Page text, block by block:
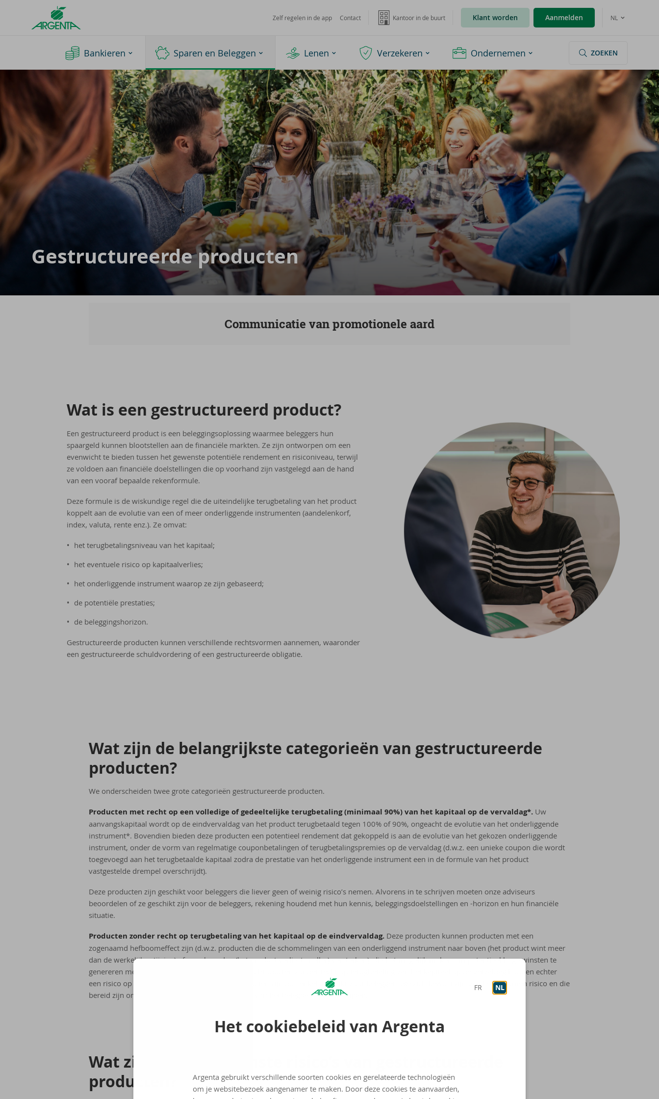
FR NL
Het cookiebeleid van Argenta
Argenta gebruikt verschillende soorten cookies en gerelateerde technologieën
om je websitebezoek aangenamer te maken. Door deze cookies te aanvaarden,
Argenta
Homepage
Zelf regelen in de app Contact Kantoor in de buurt Klant worden Aanmelden NL
Bankieren Sparen en Beleggen Lenen Verzekeren Ondernemen ZOEKEN
Ge­struc­tu­reer­de pro­duc­ten
Communicatie van promotionele aard
Wat is een ge­struc­tu­reerd pro­duct?
Een gestructureerd product is een beleggingsoplossing waarmee beleggers hun
spaargeld kunnen blootstellen aan de financiële markten. Ze zijn ontworpen om een
evenwicht te bieden tussen het gewenste potentiële rendement en risiconiveau, terwijl
ze voldoen aan financiële doelstellingen die op voorhand zijn vastgelegd aan de hand
van een vooraf bepaalde rekenformule.
Deze formule is de wiskundige regel die de uiteindelijke terugbetaling van het product
koppelt aan de evolutie van een of meer onderliggende instrumenten (aandelenkorf,
index, valuta, rente enz.). Ze omvat:
het terugbetalingsniveau van het kapitaal;
het eventuele risico op kapitaalverlies;
het onderliggende instrument waarop ze zijn gebaseerd;
de potentiële prestaties;
de beleggingshorizon.
Gestructureerde producten kunnen verschillende rechtsvormen aannemen, waaronder
een gestructureerde schuldvordering of een gestructureerde obligatie.
Wat zijn de be­lang­rijk­ste ca­te­go­rie­ën van ge­struc­tu­reer­de
pro­duc­ten?
We onderscheiden twee grote categorieën gestructureerde producten.
Producten met recht op een volledige of gedeeltelijke terugbetaling (minimaal 90%) van het kapitaal op de vervaldag*. Uw
aanvangskapitaal wordt op de eindvervaldag van het product terugbetaald tegen 100% of 90%, ongeacht de evolutie van het onderliggende
instrument*. Bovendien bieden deze producten een potentieel rendement dat gekoppeld is aan de evolutie van het gekozen onderliggende
instrument, onder de vorm van regelmatige couponbetalingen of terugbetalingspremies op de vervaldag (d.w.z. een unieke coupon die wordt
toegevoegd aan het terugbetaalde kapitaal zodra de prestatie van het onderliggende instrument een in de formule van het product
vastgestelde drempel overschrijdt).
Deze producten zijn geschikt voor beleggers die liever geen of weinig risico’s nemen. Alvorens in te schrijven moeten onze adviseurs
beoordelen of ze geschikt zijn voor de beleggers, rekening houdend met hun kennis, beleggingsdoelstellingen en -horizon en hun financiële
situatie.
Producten zonder recht op terugbetaling van het kapitaal op de eindvervaldag. Deze producten kunnen producten met een
zogenaamd hefboomeffect zijn (d.w.z. producten die de schommelingen van een onderliggend instrument naar boven (het product wint meer
dan de werkelijke stijging) of naar beneden (het product verliest sneller) versterken), die het mogelijk maken om potentieel hoge winsten te
genereren met een relatief laag aanvangskapitaal. Producten zonder recht op terugbetaling van het kapitaal op de vervaldag houden echter
een risico op totaal kapitaalverlies in. Deze producten zijn dus enkel geschikt voor beleggers die zich bewust zijn van het genomen risico en die
bereid zijn om een gedeeltelijk of volledig verlies van het belegde kapitaal te lijden.
Wat zijn de voor­naams­te ri­si­co’s van ge­struc­tu­reer­de
pro­duc­ten?